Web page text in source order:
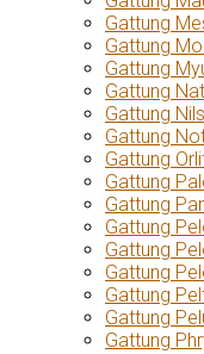
Gattung
Gattung
Gattung
Gattung
Gattung
Gattung
Gattung
Gattung
Gattung
Gattung
Gattung
Gattung
Gattung
Gattung
Gattung